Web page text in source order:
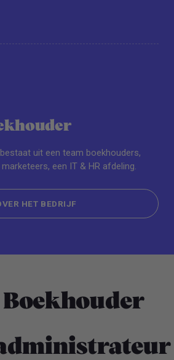
uit een team boekhouders,
een IT & HR afdeling.
HET BEDRIJF
Boekhouder